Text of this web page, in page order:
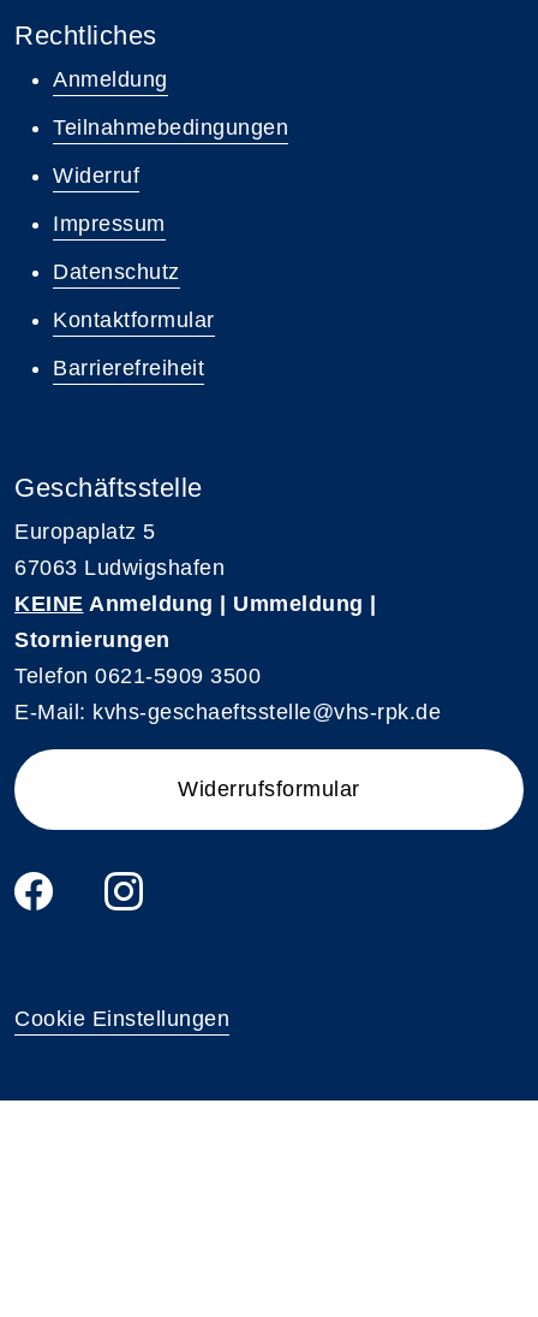
Rechtliches
Anmeldung
Teilnahmebedingungen
Widerruf
Impressum
Datenschutz
Kontaktformular
Barrierefreiheit
Geschäftsstelle
Europaplatz 5
67063 Ludwigshafen
KEINE Anmeldung | Ummeldung |
Stornierungen
Telefon 0621-5909 3500
E-Mail: kvhs-geschaeftsstelle@vhs-rpk.de
Widerrufsformular
Cookie Einstellungen